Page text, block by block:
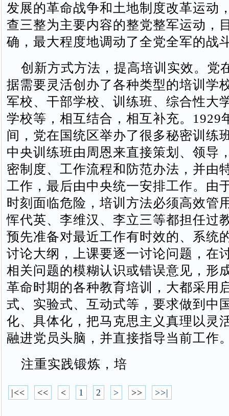
发展的革命战争和土地制度改革运动
查三整为主要内容的整党整军运动，
确，最大程度地调动了全党全军的战
创新方式方法，提高培训实效。党
据需要灵活创办了各种类型的培训学
军校、干部学校、训练班、综合性大
学校等，相互结合，相互补充。1929
间，党在国统区举办了很多秘密训练
中央训练班由周恩来直接策划、领导
密制度、工作流程和防范办法，并由
工作，最后由中央统一安排工作。由
时刻面临危险，培训方法必须高效管
恽代英、李维汉、李立三等都担任过
预先准备对最近工作有时效的、系统
讨论大纲，上课要逐一讨论问题，在
相关问题的模糊认识或错误意见，形
革命时期的各种教育培训，大都采用
式、实验式、互动式等，要求做到中
化、具体化，把马克思主义真理以灵
融进党员头脑，并直接指导当前工作
注重实践锻炼，培
|<< << < 1 2 > >> >>|